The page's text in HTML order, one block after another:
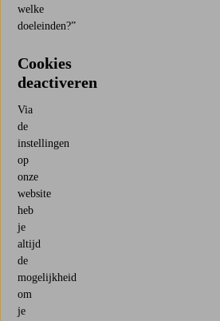
welke
doeleinden?”
Cookies
deactiveren
Via
de
instellingen
op
onze
website
heb
je
altijd
de
mogelijkheid
om
je